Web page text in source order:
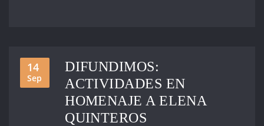
14
Sep
DIFUNDIMOS:
ACTIVIDADES EN
HOMENAJE A ELENA
QUINTEROS